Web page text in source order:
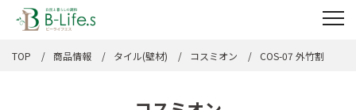
TOP 商品情報 タイル(壁材) コスミオン COS-07 外竹割